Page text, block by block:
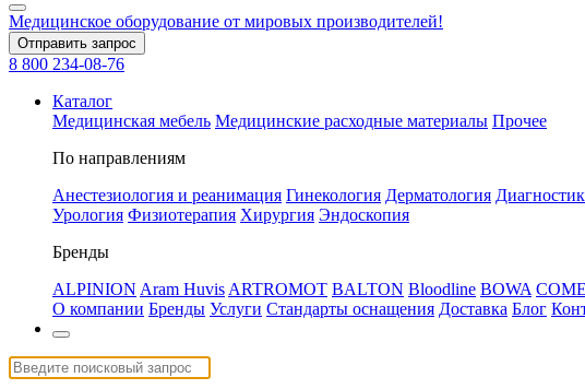
Медицинское оборудование от мировых производителей!
Отправить запрос
8 800 234-08-76
Каталог
Медицинская мебель Медицинские расходные материалы Прочее
По направлениям
Анестезиология и реанимация Гинекология Дерматология
Урология Физиотерапия Хирургия Эндоскопия
Бренды
ALPINION Aram Huvis ARTROMOT BALTON Bloodline BOWA
О компании Бренды Услуги Стандарты оснащения Доставка Блог